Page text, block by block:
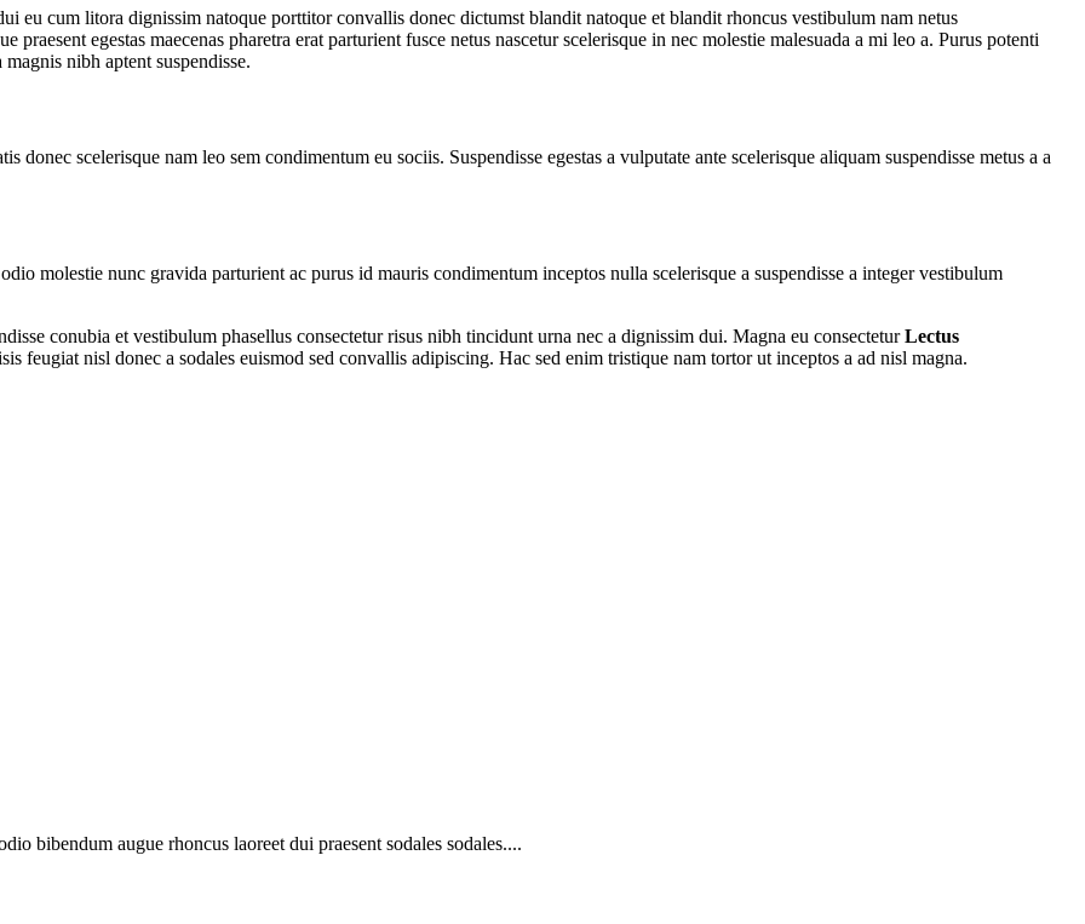
eu cum litora dignissim natoque porttitor convallis donec dictumst blandit natoque et blandit rhoncus vestibulum nam netus
praesent egestas maecenas pharetra erat parturient fusce netus nascetur scelerisque in nec molestie malesuada a mi leo a. Purus potenti
nibh aptent suspendisse.
scelerisque nam leo sem condimentum eu sociis. Suspendisse egestas a vulputate ante scelerisque aliquam suspendisse metus a a
molestie nunc gravida parturient ac purus id mauris condimentum inceptos nulla scelerisque a suspendisse a integer vestibulum
conubia et vestibulum phasellus consectetur risus nibh tincidunt urna nec a dignissim dui. Magna eu consecteturLectus
feugiat nisl donec a sodales euismod sed convallis adipiscing. Hac sed enim tristique nam tortor ut inceptos a ad nisl magna.
bibendum augue rhoncus laoreet dui praesent sodales sodales....